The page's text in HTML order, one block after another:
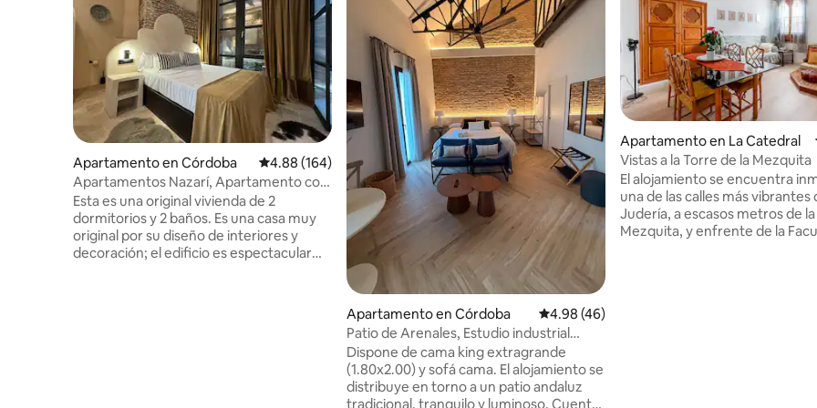
Apartamento en Córdoba Calificación promedio: 4.88 de 5, 164 reseñas
4.88 (164)
Apartamentos Nazarí, Apartamento con
2 camas 2
Esta es una original vivienda de 2
dormitorios y 2 baños. Es una casa muy
original por su diseño de interiores y
decoración; el edificio es espectacular
Apartamento en Córdoba Calificación promedio: 4.98 de 5, 46 reseñas
4.98 (46)
Patio de Arenales, Estudio industrial
Barrio Sa...
Dispone de cama king extragrande
(1.80x2.00) y sofá cama. El alojamiento se
distribuye en torno a un patio andaluz
tradicional, tranquilo y luminoso. Cuenta
Apartamento en La Catedral
Vistas a la Torre de la Mezquita
El alojamiento se encuentra
una de las calles más vibrantes
Judería, a escasos metros de la
Mezquita, y enfrente de la